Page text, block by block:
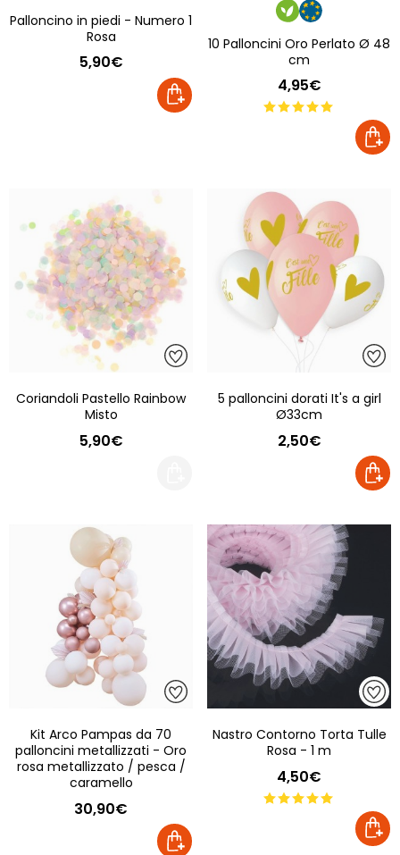
Palloncino in piedi - Numero 1
Rosa
5,90€
10 Palloncini Oro Perlato Ø 48
cm
4,95€
Coriandoli Pastello Rainbow
Misto
5,90€
5 palloncini dorati It's a girl
Ø33cm
2,50€
Kit Arco Pampas da 70
palloncini metallizzati - Oro
rosa metallizzato / pesca /
caramello
30,90€
Nastro Contorno Torta Tulle
Rosa - 1 m
4,50€